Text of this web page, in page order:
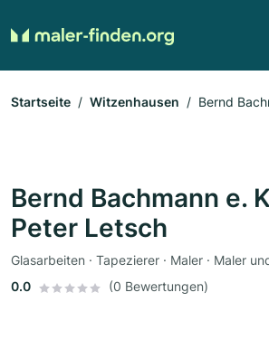
Startseite Witzenhausen
Bernd
Bernd Bachmann e.
Peter Letsch
0.0
(0 Bewertungen)